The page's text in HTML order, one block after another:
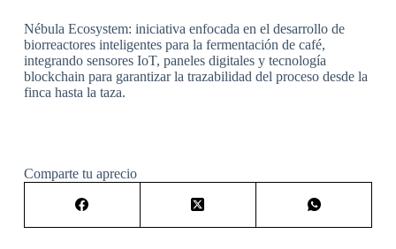
Nébula Ecosystem: iniciativa enfocada en el desarrollo de
biorreactores inteligentes para la fermentación de café,
integrando sensores IoT, paneles digitales y tecnología
blockchain para garantizar la trazabilidad del proceso desde la
finca hasta la taza.
Comparte tu aprecio